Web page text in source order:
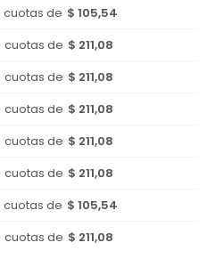
cuotas de $ 105,54
cuotas de $ 211,08
cuotas de $ 211,08
cuotas de $ 211,08
cuotas de $ 211,08
cuotas de $ 211,08
cuotas de $ 105,54
cuotas de $ 211,08